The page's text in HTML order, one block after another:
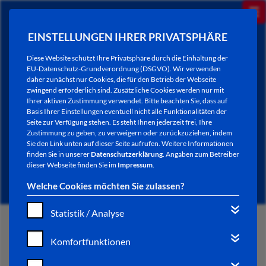
EINSTELLUNGEN IHRER PRIVATSPHÄRE
Diese Website schützt Ihre Privatsphäre durch die Einhaltung der
EU-Datenschutz-Grundverordnung (DSGVO). Wir verwenden
daher zunächst nur Cookies, die für den Betrieb der Webseite
zwingend erforderlich sind. Zusätzliche Cookies werden nur mit
Ihrer aktiven Zustimmung verwendet. Bitte beachten Sie, dass auf
Basis Ihrer Einstellungen eventuell nicht alle Funktionalitäten der
Seite zur Verfügung stehen. Es steht Ihnen jederzeit frei, Ihre
Zustimmung zu geben, zu verweigern oder zurückzuziehen, indem
Sie den Link unten auf dieser Seite aufrufen. Weitere Informationen
finden Sie in unsererDatenschutzerklärung. Angaben zum Betreiber
dieser Webseite finden Sie im Impressum.
Welche Cookies möchten Sie zulassen?
Statistik / Analyse
Komfortfunktionen
NEWSLETTER / CITY LETTER
START